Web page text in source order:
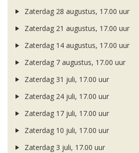
Zaterdag 28 augustus, 17.00 uur
Zaterdag 21 augustus, 17.00 uur
Zaterdag 14 augustus, 17.00 uur
Zaterdag 7 augustus, 17.00 uur
Zaterdag 31 juli, 17.00 uur
Zaterdag 24 juli, 17.00 uur
Zaterdag 17 juli, 17.00 uur
Zaterdag 10 juli, 17.00 uur
Zaterdag 3 juli, 17.00 uur